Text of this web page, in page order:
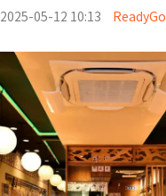
2025-05-12 10:13 ReadyGo